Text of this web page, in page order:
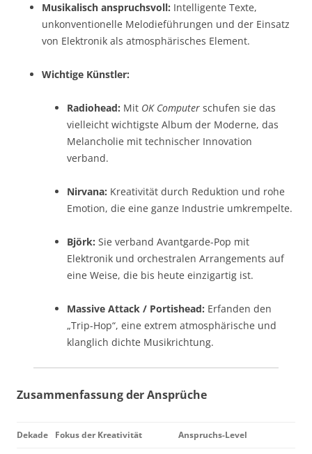
Musikalisch anspruchsvoll: Intelligente Texte,
unkonventionelle Melodieführungen und der Einsatz
von Elektronik als atmosphärisches Element.
Wichtige Künstler:
Radiohead: Mit OK Computer schufen sie das
vielleicht wichtigste Album der Moderne, das
Melancholie mit technischer Innovation
verband.
Nirvana: Kreativität durch Reduktion und rohe
Emotion, die eine ganze Industrie umkrempelte.
Björk: Sie verband Avantgarde-Pop mit
Elektronik und orchestralen Arrangements auf
eine Weise, die bis heute einzigartig ist.
Massive Attack / Portishead: Erfanden den
„Trip-Hop“, eine extrem atmosphärische und
klanglich dichte Musikrichtung.
Zusammenfassung der Ansprüche
Dekade Fokus der Kreativität Anspruchs-Level